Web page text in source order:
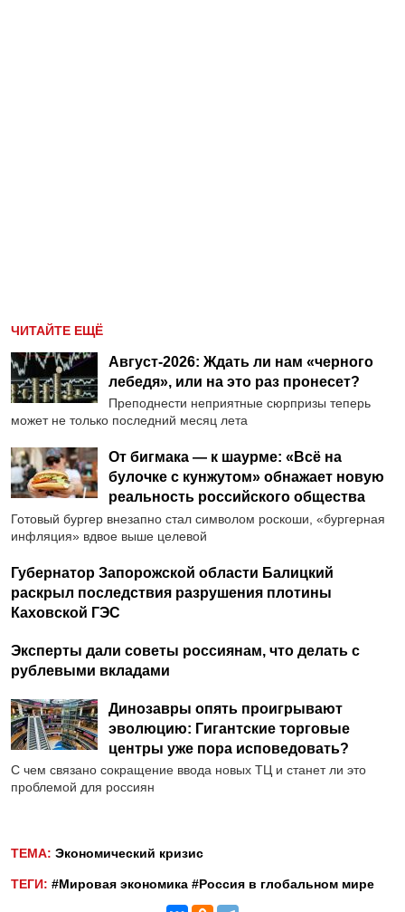
ЧИТАЙТЕ ЕЩЁ
Август-2026: Ждать ли нам «черного
лебедя», или на это раз пронесет?
Преподнести неприятные сюрпризы теперь
может не только последний месяц лета
От бигмака — к шаурме: «Всё на
булочке с кунжутом» обнажает новую
реальность российского общества
Готовый бургер внезапно стал символом роскоши, «бургерная
инфляция» вдвое выше целевой
Губернатор Запорожской области Балицкий
раскрыл последствия разрушения плотины
Каховской ГЭС
Эксперты дали советы россиянам, что делать с
рублевыми вкладами
Динозавры опять проигрывают
эволюцию: Гигантские торговые
центры уже пора исповедовать?
С чем связано сокращение ввода новых ТЦ и станет ли это
проблемой для россиян
ТЕМА: Экономический кризис
ТЕГИ: #Мировая экономика #Россия в глобальном мире